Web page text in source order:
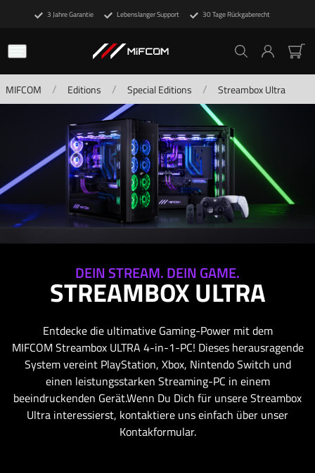
3 Jahre Garantie Lebenslanger Support 30 Tage Rückgaberecht
MIFCOM / Editions / Special Editions / Streambox Ultra
DEIN STREAM. DEIN GAME.
STREAMBOX ULTRA
Entdecke die ultimative Gaming-Power mit dem
MIFCOM Streambox ULTRA 4-in-1-PC! Dieses herausragende
System vereint PlayStation, Xbox, Nintendo Switch und
einen leistungsstarken Streaming-PC in einem
beeindruckenden Gerät.Wenn Du Dich für unsere Streambox
Ultra interessierst, kontaktiere uns einfach über unser
Kontakformular.